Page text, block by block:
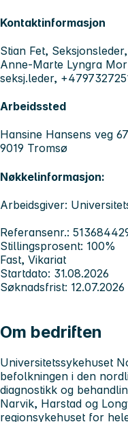
Kontaktinformasjon
Stian Fet,
Anne-Marte Lyngra
seksj.leder,
Arbeidssted
Hansine Hansens veg 67
9019 Tromsø
Nøkkelinformasjon:
Arbeidsgiver:
Referansenr.:
Stillingsprosent: 100%
Fast, Vikariat
Startdato: 31.08.2026
Søknadsfrist: 12.07.2026
Om bedriften
Universitetssykehuset
befolkningen i den
diagnostikk og
Narvik, Harstad og
regionsykehuset for